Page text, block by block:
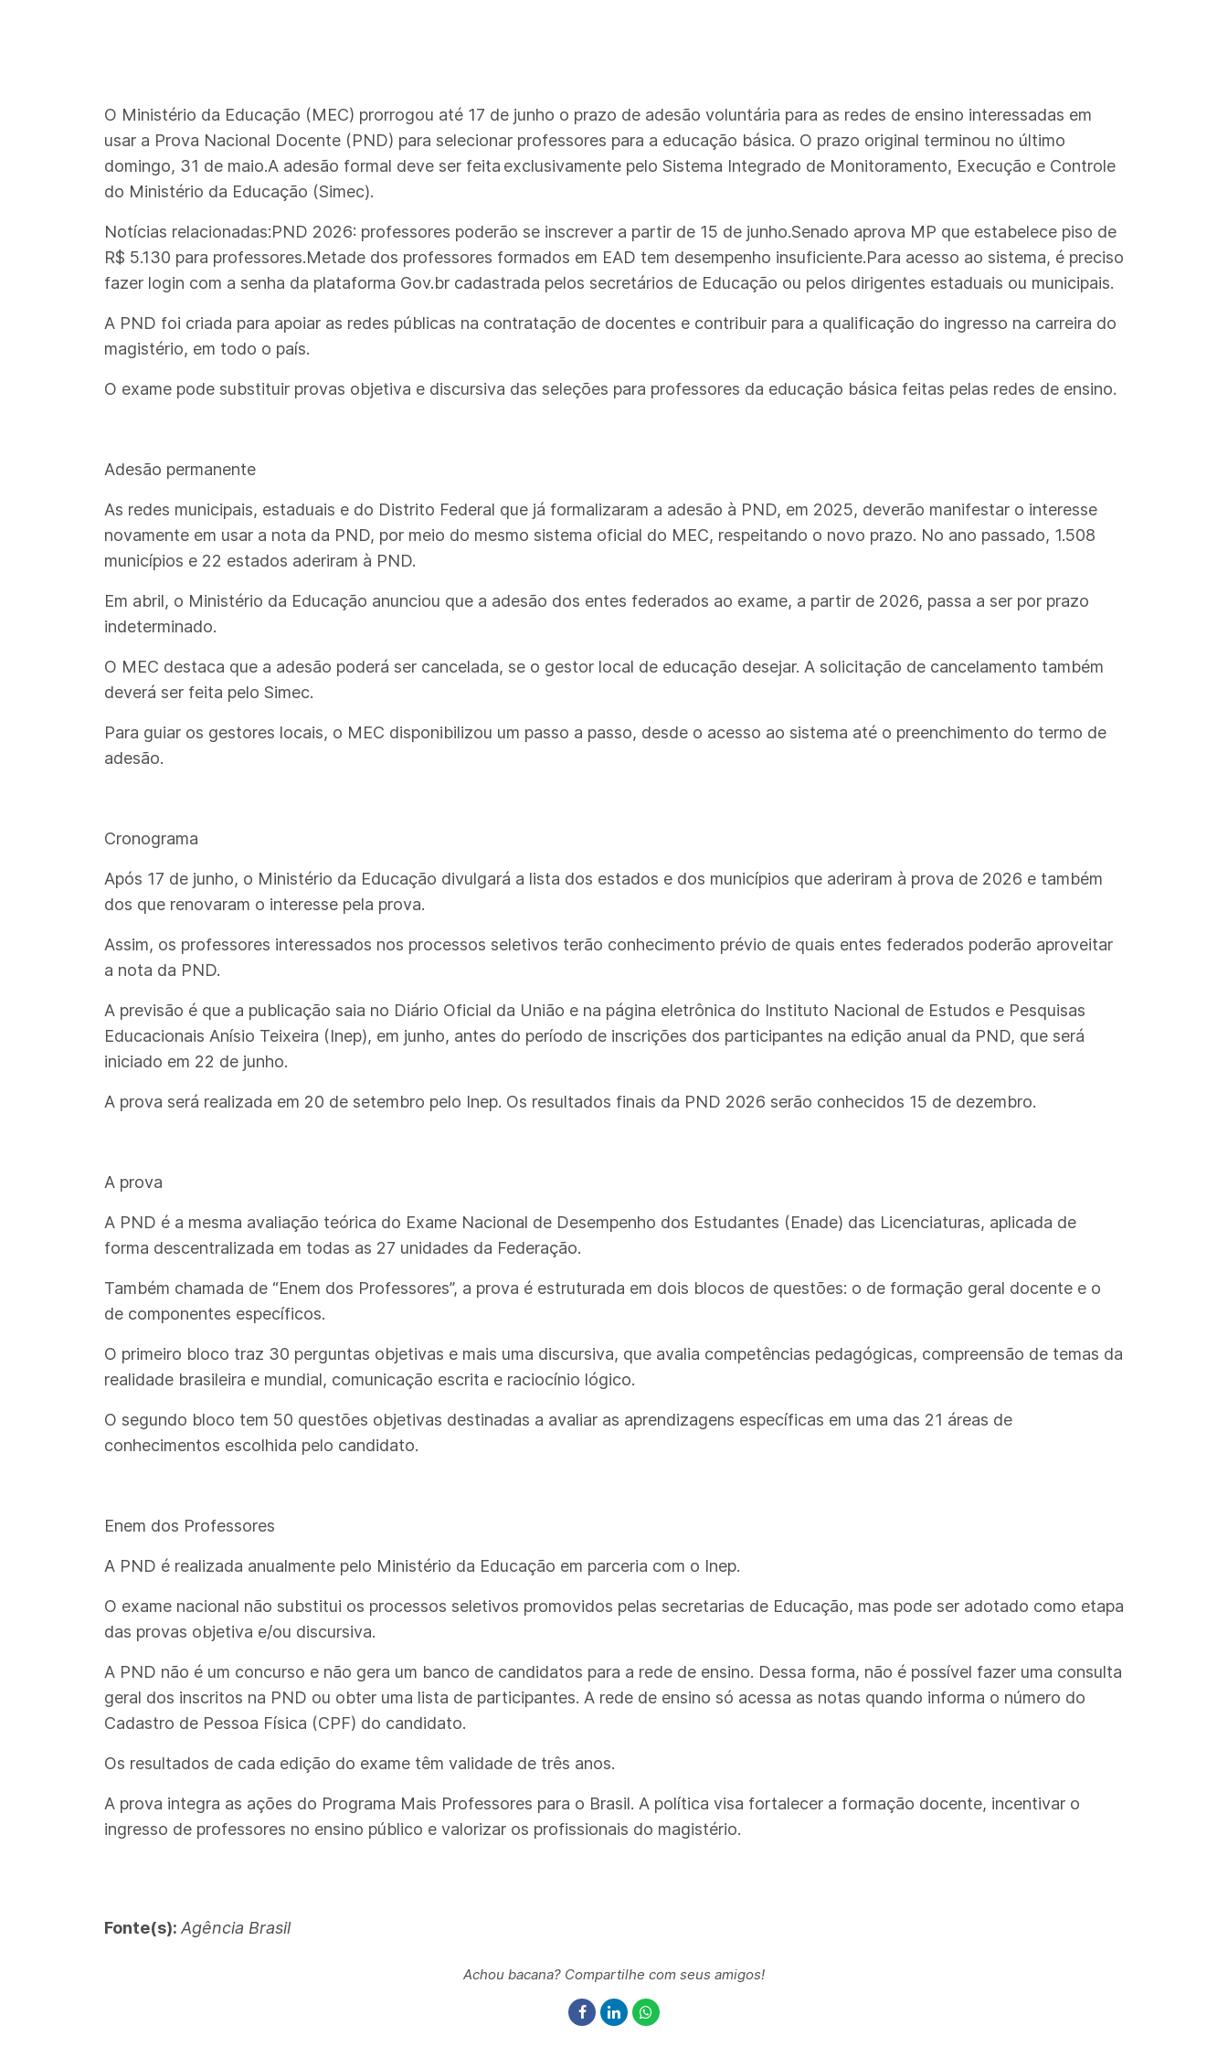
O Ministério da Educação (MEC) prorrogou até 17 de junho o prazo de adesão voluntária para as redes de ensino interessadas em
usar a Prova Nacional Docente (PND) para selecionar professores para a educação básica. O prazo original terminou no último
domingo, 31 de maio.A adesão formal deve ser feita exclusivamente pelo Sistema Integrado de Monitoramento, Execução e Controle
do Ministério da Educação (Simec).
Notícias relacionadas:PND 2026: professores poderão se inscrever a partir de 15 de junho.Senado aprova MP que estabelece piso de
R$ 5.130 para professores.Metade dos professores formados em EAD tem desempenho insuficiente.Para acesso ao sistema, é preciso
fazer login com a senha da plataforma Gov.br cadastrada pelos secretários de Educação ou pelos dirigentes estaduais ou municipais.
A PND foi criada para apoiar as redes públicas na contratação de docentes e contribuir para a qualificação do ingresso na carreira do
magistério, em todo o país.
O exame pode substituir provas objetiva e discursiva das seleções para professores da educação básica feitas pelas redes de ensino.
Adesão permanente
As redes municipais, estaduais e do Distrito Federal que já formalizaram a adesão à PND, em 2025, deverão manifestar o interesse
novamente em usar a nota da PND, por meio do mesmo sistema oficial do MEC, respeitando o novo prazo. No ano passado, 1.508
municípios e 22 estados aderiram à PND.
Em abril, o Ministério da Educação anunciou que a adesão dos entes federados ao exame, a partir de 2026, passa a ser por prazo
indeterminado.
O MEC destaca que a adesão poderá ser cancelada, se o gestor local de educação desejar. A solicitação de cancelamento também
deverá ser feita pelo Simec.
Para guiar os gestores locais, o MEC disponibilizou um passo a passo, desde o acesso ao sistema até o preenchimento do termo de
adesão.
Cronograma
Após 17 de junho, o Ministério da Educação divulgará a lista dos estados e dos municípios que aderiram à prova de 2026 e também
dos que renovaram o interesse pela prova.
Assim, os professores interessados nos processos seletivos terão conhecimento prévio de quais entes federados poderão aproveitar
a nota da PND.
A previsão é que a publicação saia no Diário Oficial da União e na página eletrônica do Instituto Nacional de Estudos e Pesquisas
Educacionais Anísio Teixeira (Inep), em junho, antes do período de inscrições dos participantes na edição anual da PND, que será
iniciado em 22 de junho.
A prova será realizada em 20 de setembro pelo Inep. Os resultados finais da PND 2026 serão conhecidos 15 de dezembro.
A prova
A PND é a mesma avaliação teórica do Exame Nacional de Desempenho dos Estudantes (Enade) das Licenciaturas, aplicada de
forma descentralizada em todas as 27 unidades da Federação.
Também chamada de “Enem dos Professores”, a prova é estruturada em dois blocos de questões: o de formação geral docente e o
de componentes específicos.
O primeiro bloco traz 30 perguntas objetivas e mais uma discursiva, que avalia competências pedagógicas, compreensão de temas da
realidade brasileira e mundial, comunicação escrita e raciocínio lógico.
O segundo bloco tem 50 questões objetivas destinadas a avaliar as aprendizagens específicas em uma das 21 áreas de
conhecimentos escolhida pelo candidato.
Enem dos Professores
A PND é realizada anualmente pelo Ministério da Educação em parceria com o Inep.
O exame nacional não substitui os processos seletivos promovidos pelas secretarias de Educação, mas pode ser adotado como etapa
das provas objetiva e/ou discursiva.
A PND não é um concurso e não gera um banco de candidatos para a rede de ensino. Dessa forma, não é possível fazer uma consulta
geral dos inscritos na PND ou obter uma lista de participantes. A rede de ensino só acessa as notas quando informa o número do
Cadastro de Pessoa Física (CPF) do candidato.
Os resultados de cada edição do exame têm validade de três anos.
A prova integra as ações do Programa Mais Professores para o Brasil. A política visa fortalecer a formação docente, incentivar o
ingresso de professores no ensino público e valorizar os profissionais do magistério.
Fonte(s): Agência Brasil
Achou bacana? Compartilhe com seus amigos!